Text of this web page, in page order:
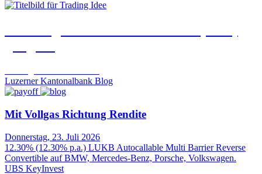
Luzerner Kantonalbank Blog
Mit Vollgas Richtung Rendite
Donnerstag, 23. Juli 2026
12.30% (12.30% p.a.) LUKB Autocallable Multi Barrier Reverse
Convertible auf BMW, Mercedes-Benz, Porsche, Volkswagen.
UBS KeyInvest